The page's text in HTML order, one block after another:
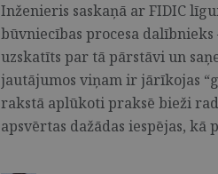
Inženieris saskaņā ar FIDIC
būvniecības procesa
uzskatīts par tā pārstāvi un
jautājumos viņam ir jārīkojas
rakstā aplūkoti praksē bieži
apsvērtas dažādas iespējas, kā